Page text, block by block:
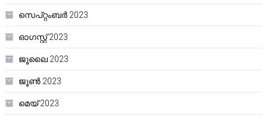
സെപ്റ്റംബർ 2023
ഓഗസ്റ്റ്‌ 2023
ജൂലൈ 2023
ജൂൺ 2023
മെയ്‌ 2023